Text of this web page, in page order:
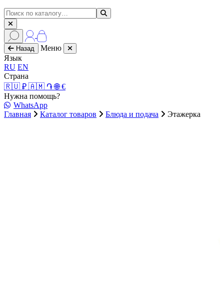
Назад
Меню
Язык
RU EN
Страна
🇷🇺 ₽ 🇦🇲 ֏🌐 €
Нужна помощь?
WhatsApp
Главная
Каталог товаров Блюда и подача Этажерка